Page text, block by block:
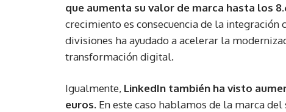
que aumenta su valor de marca hasta los
crecimiento es consecuencia de la
divisiones ha ayudado a acelerar la
transformación digital.
Igualmente, LinkedIn también ha visto
euros. En este caso hablamos de la marca